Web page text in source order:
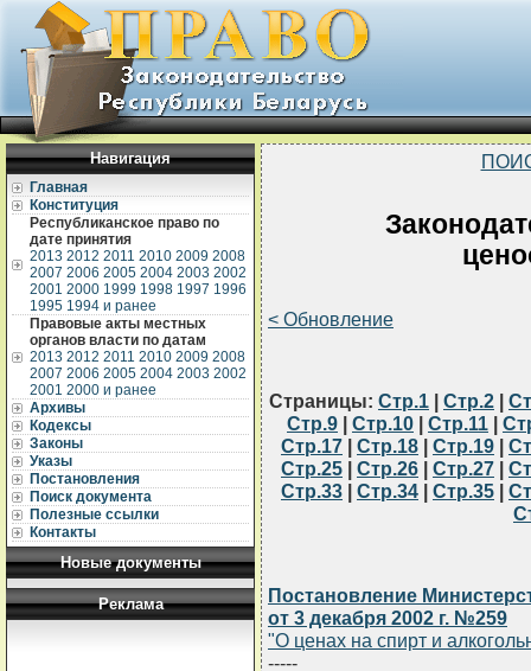
Навигация
Главная
Конституция
Республиканское право по
дате принятия
2013 2012 2011 2010 2009 2008
2007 2006 2005 2004 2003 2002
2001 2000 1999 1998 1997 1996
1995 1994 и ранее
Правовые акты местных
органов власти по датам
2013 2012 2011 2010 2009 2008
2007 2006 2005 2004 2003 2002
2001 2000 и ранее
Архивы
Кодексы
Законы
Указы
Постановления
Поиск документа
Полезные ссылки
Контакты
Новые документы
Реклама
< Обновление
Страницы: Стр.1 | Стр.2 |
Стр.9 | Стр.10 | Стр.11 |
Стр.17 | Стр.18 | Стр.19 |
Стр.25 | Стр.26 | Стр.27 |
Стр.33 | Стр.34 | Стр.35 |
Постановление
от 3 декабря 2002 г. №259
"О ценах на спирт и
-----